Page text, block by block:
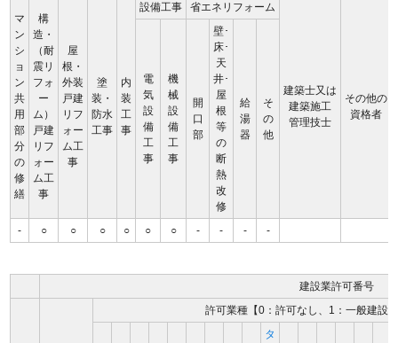
マ
ン
シ
ョ
ン
共
用
部
分
の
修
繕
構
造・
（耐
震リ
フォ
ー
ム）
戸建
リフ
ォー
ム工
事
屋
根・
外装
戸建
リフ
ォー
ム工
事
塗
装・
防水
工事
内
装
工
事
設備工事 省エネリフォーム
建築士又は
建築施工
管理技士
その他の
資格者
電
気
設
備
工
事
機
械
設
備
工
事
開
口
部
壁･
床･
天
井･
屋
根
等
の
断
熱
改
修
給
湯
器
そ
の
他
- ○ ○ ○ ○ ○ ○ - - - -
建設業許可番号
許可業種【0：許可なし、1：一般建設
タ